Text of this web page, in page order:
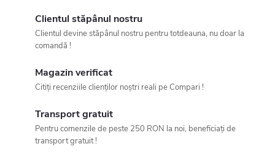
Clientul stăpânul nostru
Clientul devine stăpânul nostru pentru totdeauna, nu doar la
comandă !
Magazin verificat
Citiți recenziile clienților noștri reali pe Compari !
Transport gratuit
Pentru comenzile de peste 250 RON la noi, beneficiați de
transport gratuit !